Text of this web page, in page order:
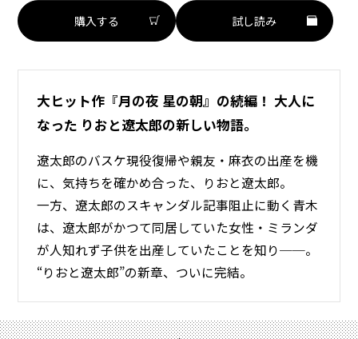
購入する 試し読み
大ヒット作『月の夜 星の朝』の続編！ 大人に
なった りおと遼太郎の新しい物語。
遼太郎のバスケ現役復帰や親友・麻衣の出産を機
に、気持ちを確かめ合った、りおと遼太郎。
一方、遼太郎のスキャンダル記事阻止に動く青木
は、遼太郎がかつて同居していた女性・ミランダ
が人知れず子供を出産していたことを知り──。
“りおと遼太郎”の新章、ついに完結。